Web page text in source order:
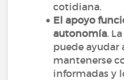
cotidiana.
El apoyo
autonomía.
puede ayudar
mantenerse
informadas y